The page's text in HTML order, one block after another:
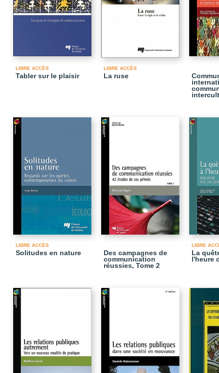
LIBRE ACCÈS
Tabler sur le plaisir
LIBRE ACCÈS
La ruse
LIBRE ACCÈS
Solitudes en nature
Des campagnes de
communication
réussies, Tome 2
LIBRE
La
l'heure